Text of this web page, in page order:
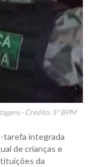
- Crédito: 5º BPM
tarefa integrada
de crianças e
da